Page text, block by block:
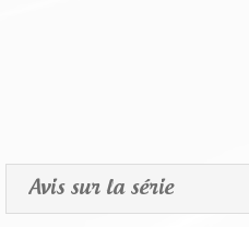
Avis sur la série